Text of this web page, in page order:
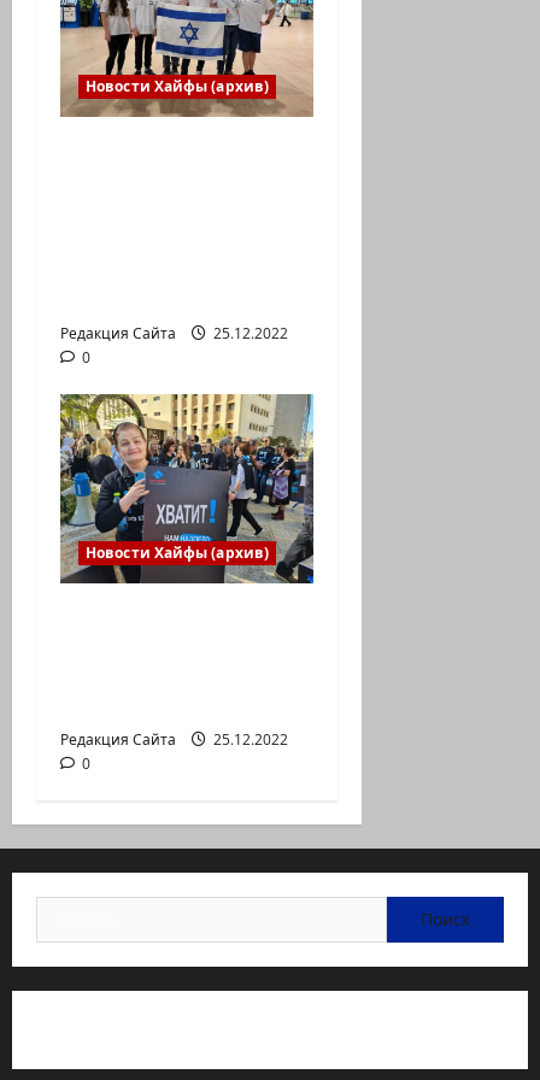
Новости Хайфы (архив)
Редакция Сайта
25.12.2022
0
Новости Хайфы (архив)
Редакция Сайта
25.12.2022
0